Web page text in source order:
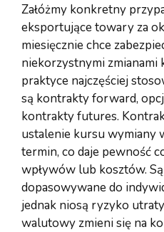
Załóżmy konkretny
eksportujące towary za
miesięcznie chce
niekorzystnymi
praktyce najczęściej
są kontrakty forward,
kontrakty futures.
ustalenie kursu wymiany
termin, co daje pewność
wpływów lub kosztów.
dopasowywane do
jednak niosą ryzyko
walutowy zmieni się na